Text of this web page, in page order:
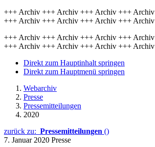
+++ Archiv +++ Archiv +++ Archiv +++
+++ Archiv +++ Archiv +++ Archiv +++
+++ Archiv +++ Archiv +++ Archiv +++
+++ Archiv +++ Archiv +++ Archiv +++
Direkt zum Hauptinhalt springen
Direkt zum Hauptmenü springen
Webarchiv
Presse
Pressemitteilungen
2020
zurück zu: Pressemitteilungen ()
7. Januar 2020 Presse